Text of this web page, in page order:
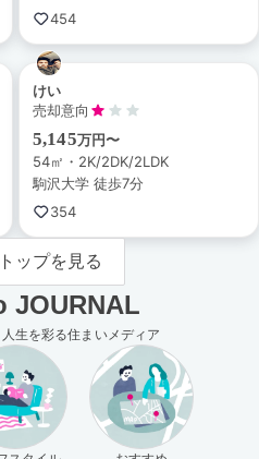
454
けい
売却意向
5,145万円〜
54㎡・2K/2DK/2LDK
駒沢大学 徒歩7分
354
ップを見る
JOURNAL
生を彩る住まいメディア